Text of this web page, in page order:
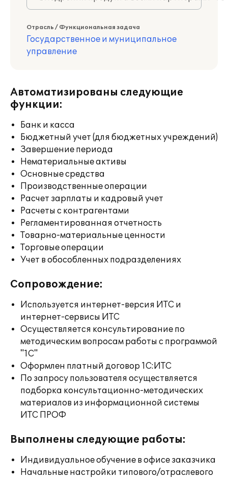
Отрасль / Функциональная задача
Государственное и муниципальное
управление
Автоматизированы следующие
функции:
Банк и касса
Бюджетный учет (для бюджетных учреждений)
Завершение периода
Нематериальные активы
Основные средства
Производственные операции
Расчет зарплаты и кадровый учет
Расчеты с контрагентами
Регламентированная отчетность
Товарно-материальные ценности
Торговые операции
Учет в обособленных подразделениях
Сопровождение:
Используется интернет-версия ИТС и
интернет-сервисы ИТС
Осуществляется консультирование по
методическим вопросам работы с программой
"1С"
Оформлен платный договор 1С:ИТС
По запросу пользователя осуществляется
подборка консультационно-методических
материалов из информационной системы
ИТС ПРОФ
Выполнены следующие работы:
Индивидуальное обучение в офисе заказчика
Начальные настройки типового/отраслевого